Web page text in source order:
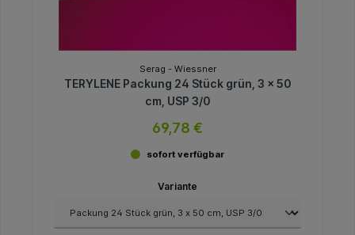
Serag - Wiessner
TERYLENE Packung 24 Stück grün, 3 x 50
cm, USP 3/0
69,78 €
sofort verfügbar
Variante